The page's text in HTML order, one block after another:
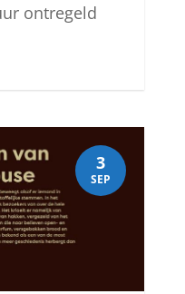
ontregeld
3
SEP